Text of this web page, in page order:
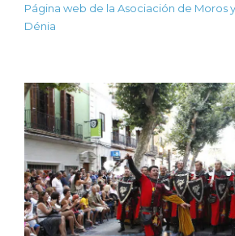
Página web de la Asociación de Moros
Dénia